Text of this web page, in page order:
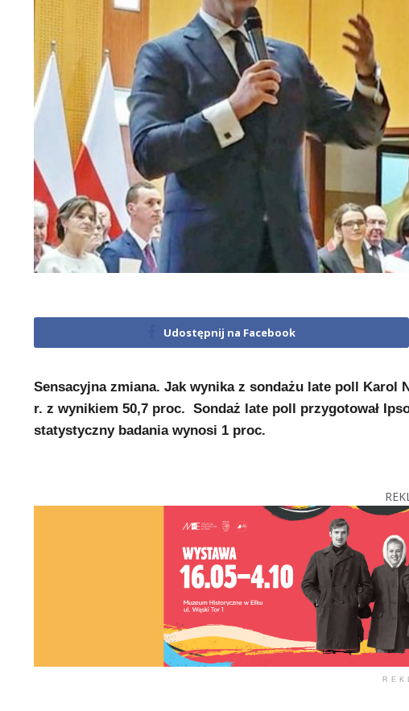
Udostępnij na Facebook
Sensacyjna zmiana. Jak wynika z sondażu late poll
r. z wynikiem 50,7 proc. Sondaż late poll przygotował
statystyczny badania wynosi 1 proc.